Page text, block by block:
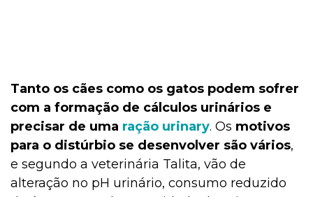
Tanto os cães como os gatos podem sofrer
com a formação de cálculos urinários e
precisar de uma ração urinary. Os motivos
para o distúrbio se desenvolver são vários,
e segundo a veterinária Talita, vão de
alteração no pH urinário, consumo reduzido